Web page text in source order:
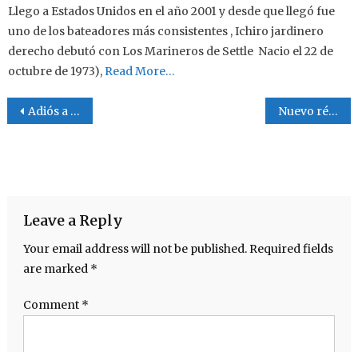
Llego a Estados Unidos en el año 2001 y desde que llegó fue
uno de los bateadores más consistentes , Ichiro jardinero
derecho debutó con Los Marineros de Settle Nacio el 22 de
octubre de 1973), Read More…
Post navigation
Adiós a Rusia 2018 Nuevo récord de cuadrangulares en All Star Game
Leave a Reply
Your email address will not be published. Required fields
are marked *
Comment *